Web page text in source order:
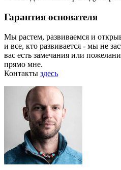
Гарантия основателя
Мы растем, развиваемся и
и все, кто развивается - мы не
вас есть замечания или
прямо мне.
Контакты здесь